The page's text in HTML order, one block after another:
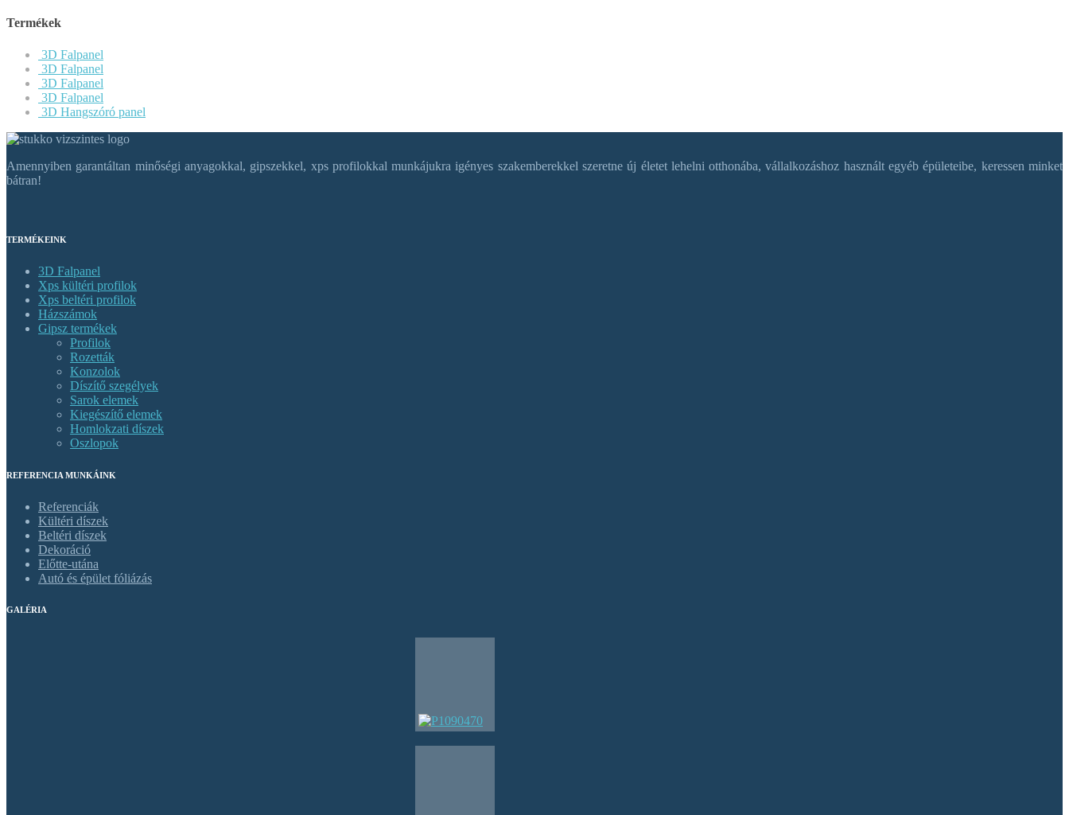
Termékek
3D Falpanel
3D Falpanel
3D Falpanel
3D Falpanel
3D Hangszóró panel
Amennyiben garantáltan minőségi anyagokkal, gipszekkel, xps profilokkal munkájukra igényes szakemberekkel szeretne új életet lehelni otthonába, vállalkozáshoz használt egyéb épületeibe, keressen minket
bátran!
TERMÉKEINK
3D Falpanel
Xps kültéri profilok
Xps beltéri profilok
Házszámok
Gipsz termékek
Profilok
Rozetták
Konzolok
Díszítő szegélyek
Sarok elemek
Kiegészítő elemek
Homlokzati díszek
Oszlopok
REFERENCIA MUNKÁINK
Referenciák
Kültéri díszek
Beltéri díszek
Dekoráció
Előtte-utána
Autó és épület fóliázás
GALÉRIA